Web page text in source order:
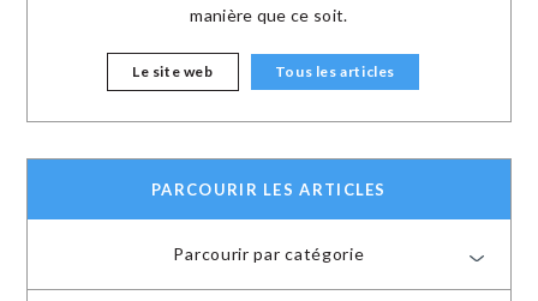
manière que ce soit.
Le site web Tous les articles
PARCOURIR LES ARTICLES
Parcourir par catégorie